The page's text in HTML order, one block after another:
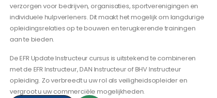
verzorgen voor bedrijven, organisaties, sportverenigingen en
individuele hulpverleners. Dit maakt het mogelijk om langdurige
opleidingsrelaties op te bouwen en terugkerende trainingen
aan te bieden.
De EFR Update Instructeur cursus is uitstekend te combineren
met de EFR Instructeur, DAN Instructeur of BHV Instructeur
opleiding. Zo verbreedt u uw rol als veiligheidsopleider en
vergroot u uw commerciële mogelijkheden.